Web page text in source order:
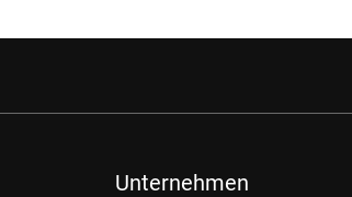
Unternehmen